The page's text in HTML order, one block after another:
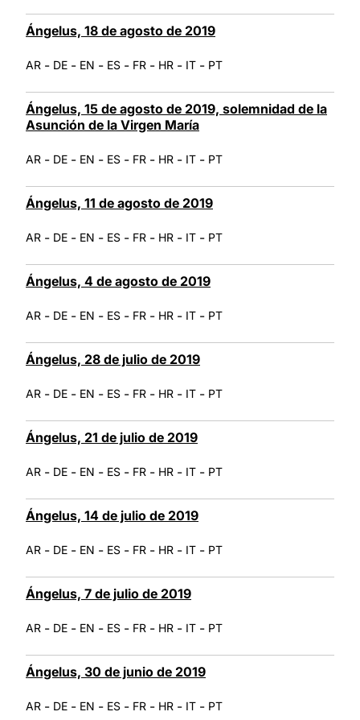
Ángelus, 18 de agosto de 2019
AR - DE - EN - ES - FR - HR - IT - PT
Ángelus, 15 de agosto de 2019, solemnidad de la
Asunción de la Virgen María
AR - DE - EN - ES - FR - HR - IT - PT
Ángelus, 11 de agosto de 2019
AR - DE - EN - ES - FR - HR - IT - PT
Ángelus, 4 de agosto de 2019
AR - DE - EN - ES - FR - HR - IT - PT
Ángelus, 28 de julio de 2019
AR - DE - EN - ES - FR - HR - IT - PT
Ángelus, 21 de julio de 2019
AR - DE - EN - ES - FR - HR - IT - PT
Ángelus, 14 de julio de 2019
AR - DE - EN - ES - FR - HR - IT - PT
Ángelus, 7 de julio de 2019
AR - DE - EN - ES - FR - HR - IT - PT
Ángelus, 30 de junio de 2019
AR - DE - EN - ES - FR - HR - IT - PT